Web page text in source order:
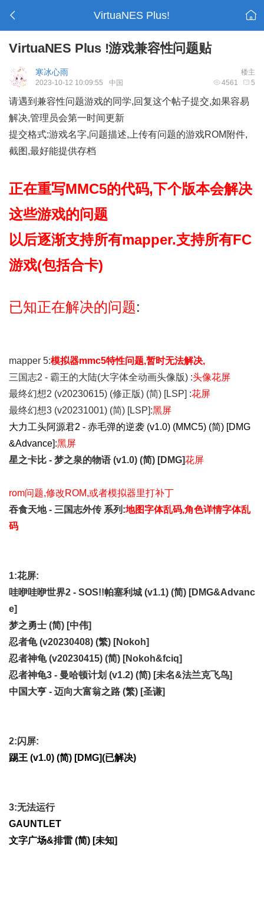
VirtuaNES Plus!
VirtuaNES Plus !游戏兼容性问题贴
楼主
寒冰心雨
4561 5
2023-10-12 10:09:55 中国
请遇到兼容性问题游戏的同学,回复这个帖子提交,如果容易
解决,管理员会第一时间更新
提交格式:游戏名字,问题描述,上传有问题的游戏ROM附件,
截图,最好能提供存档
正在重写MMC5的代码,下个版本会解决
这些游戏的问题
以后逐渐支持所有mapper.支持所有FC
游戏(包括合卡)
已知正在解决的问题:
mapper 5:模拟器mmc5特性问题,暂时无法解决,
三国志2 - 霸王的大陆(大字体全动画头像版) :头像花屏
最终幻想2 (v20230615) (修正版) (简) [LSP] :花屏
最终幻想3 (v20231001) (简) [LSP]:黑屏
大力工头阿源君2 - 赤毛弹的逆袭 (v1.0) (MMC5) (简) [DMG
&Advance]:黑屏
星之卡比 - 梦之泉的物语 (v1.0) (简) [DMG]花屏
rom问题,修改ROM,或者模拟器里打补丁
吞食天地 - 三国志外传 系列:地图字体乱码,角色详情字体乱
码
1:花屏:
哇咿哇咿世界2 - SOS!!帕塞利城 (v1.1) (简) [DMG&Advanc
e]
梦之勇士 (简) [中伟]
忍者龟 (v20230408) (繁) [Nokoh]
忍者神龟 (v20230415) (简) [Nokoh&fciq]
忍者神龟3 - 曼哈顿计划 (v1.2) (简) [未名&法兰克飞鸟]
中国大亨 - 迈向大富翁之路 (繁) [圣谦]
2:闪屏:
踢王 (v1.0) (简) [DMG](已解决)
3:无法运行
GAUNTLET
文字广场&排雷 (简) [未知]